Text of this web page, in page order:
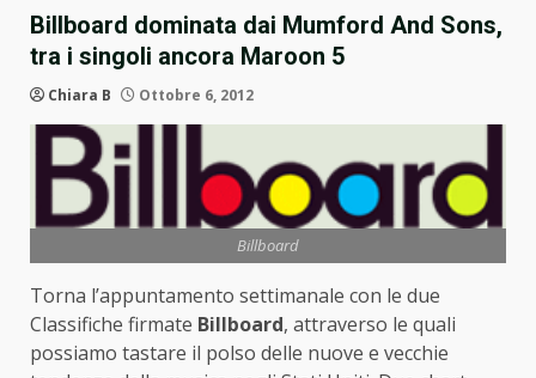
Billboard dominata dai Mumford And Sons,
tra i singoli ancora Maroon 5
Chiara B Ottobre 6, 2012
Billboard
Torna l’appuntamento settimanale con le due
Classifiche firmate Billboard, attraverso le quali
possiamo tastare il polso delle nuove e vecchie